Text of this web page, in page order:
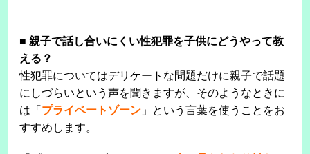
■親子で話し合いにくい性犯罪を子供にどうやって教
える？
性犯罪についてはデリケートな問題だけに親子で話題
にしづらいという声を聞きますが、そのようなときに
は「 プライベートゾーン 」という言葉を使うことをお
すすめします。